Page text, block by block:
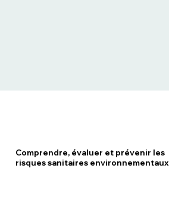
Comprendre, évaluer et prévenir les
risques sanitaires environnementaux